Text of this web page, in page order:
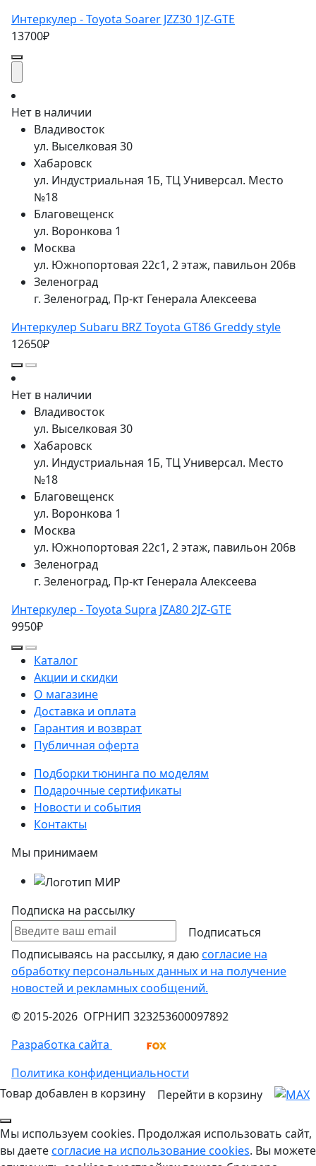
Интеркулер - Toyota Soarer JZZ30 1JZ-GTE
13700₽
Нет в наличии
Владивосток
ул. Выселковая 30
Хабаровск
ул. Индустриальная 1Б, ТЦ Универсал. Место
№18
Благовещенск
ул. Воронкова 1
Москва
ул. Южнопортовая 22с1, 2 этаж, павильон 206в
Зеленоград
г. Зеленоград, Пр-кт Генерала Алексеева
Интеркулер Subaru BRZ Toyota GT86 Greddy style
12650₽
Нет в наличии
Владивосток
ул. Выселковая 30
Хабаровск
ул. Индустриальная 1Б, ТЦ Универсал. Место
№18
Благовещенск
ул. Воронкова 1
Москва
ул. Южнопортовая 22с1, 2 этаж, павильон 206в
Зеленоград
г. Зеленоград, Пр-кт Генерала Алексеева
Интеркулер - Toyota Supra JZA80 2JZ-GTE
9950₽
Каталог
Акции и скидки
О магазине
Доставка и оплата
Гарантия и возврат
Публичная оферта
Подборки тюнинга по моделям
Подарочные сертификаты
Новости и события
Контакты
Мы принимаем
Подписка на рассылку
Подписаться
Подписываясь на рассылку, я даюсогласие на
обработку персональных данных и на получение
новостей и рекламных сообщений.
© 2015-2026 ОГРНИП 323253600097892
Разработка сайта
Политика конфиденциальности
Товар добавлен в корзину
Перейти в корзину
Мы используем cookies. Продолжая использовать сайт,
вы даетесогласие на использование cookies. Вы можете